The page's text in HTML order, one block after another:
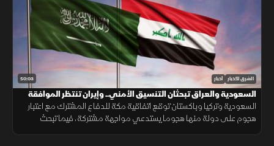
50:03 الشرق للأخبار أخبار
السعودية والعراق تبحثان التنسيق الأمني.. وإيران تنتظر الموافقة
على اتفاق "هرمز"
السعودية وتركيا وباكستان توقع اتفاقية مكة للدفاع المشترك مع اعتبار
هجوم على دولة منها هجوما يستدعي مواجهة مشتركة، فيما تبحث